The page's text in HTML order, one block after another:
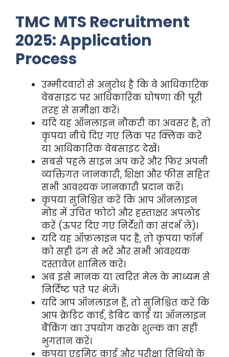
TMC MTS Recruitment
2025: Application
Process
उम्मीदवारों से अनुरोध है कि वे आधिकारिक
वेबसाइट पर आधिकारिक घोषणा की पूरी
तरह से समीक्षा करें।
यदि यह ऑनलाइन नौकरी का अवसर है, तो
कृपया नीचे दिए गए लिंक पर क्लिक करें
या आधिकारिक वेबसाइट देखें।
सबसे पहले साइन अप करें और फिर अपनी
व्यक्तिगत जानकारी, शिक्षा और फीस सहित
सभी आवश्यक जानकारी प्रदान करें।
कृपया सुनिश्चित करें कि आप ऑनलाइन
मोड में उचित फोटो और हस्ताक्षर अपलोड
करें (ऊपर दिए गए निर्देशों का संदर्भ लें)।
यदि यह ऑफ़लाइन पद है, तो कृपया फॉर्म
को सही ढंग से भरें और सभी आवश्यक
दस्तावेज़ शामिल करें।
अब इसे मानक या त्वरित मेल के माध्यम से
निर्दिष्ट पते पर भेजें।
यदि आप ऑनलाइन हैं, तो सुनिश्चित करें कि
आप क्रेडिट कार्ड, डेबिट कार्ड या ऑनलाइन
बैंकिंग का उपयोग करके शुल्क का सही
भुगतान करें।
कृपया एडमिट कार्ड और परीक्षा तिथियों के